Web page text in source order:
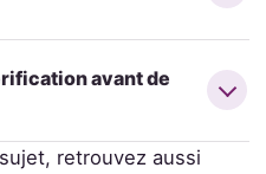
avant de
retrouvez aussi